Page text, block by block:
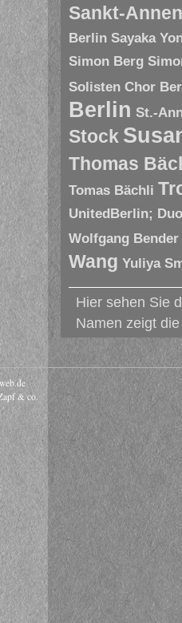
Sankt-
Berlin Sayaka
Simon Berg
Solisten Chor
Berlin St.-
Stock
Thomas
Tomas Bächli
UnitedBerlin;
Wolfgang Bender
Wang Yuliya
Hier sehen Sie
Namen zeigt
& co.